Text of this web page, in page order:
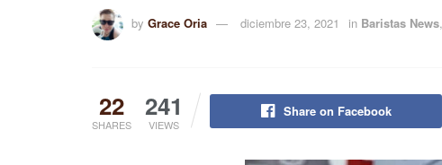
by Grace Oria diciembre 23, 2021 in Baristas News,
22
SHARES
241
VIEWS
Share on Facebook